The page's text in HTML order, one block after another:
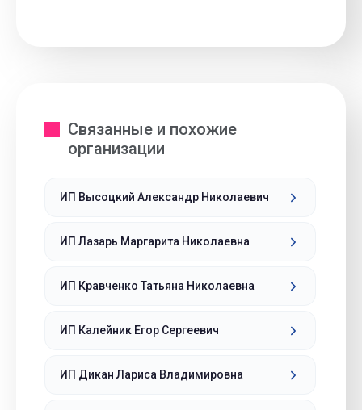
Связанные и похожие
организации
ИП Высоцкий Александр Николаевич
ИП Лазарь Маргарита Николаевна
ИП Кравченко Татьяна Николаевна
ИП Калейник Егор Сергеевич
ИП Дикан Лариса Владимировна